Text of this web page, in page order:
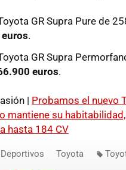
GR Supra Pure de
.
GR Supra
euros.
| Probamos el nuevo
mantiene su
hasta 184 CV
Deportivos Toyota